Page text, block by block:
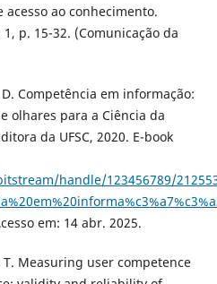
ao conhecimento.
p. 15-32. (Comunicação da
D. Competência em informação:
olhares para a Ciência da
da UFSC, 2020. E-book
handle/123456789/
em: 14 abr. 2025.
T. Measuring user competence